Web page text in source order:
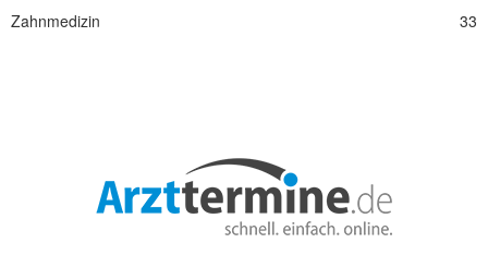
Zahnmedizin
33